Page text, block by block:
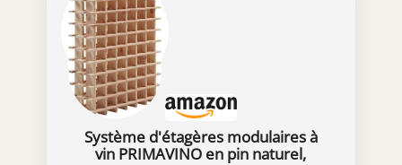
Système d'étagères modulaires à
vin PRIMAVINO en pin naturel,